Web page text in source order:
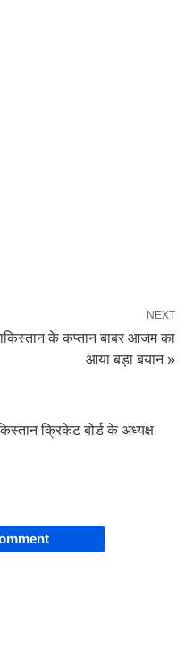
NEXT
के कप्तान बाबर आजम का
आया बड़ा बयान »
क्रिकेट बोर्ड के अध्यक्ष